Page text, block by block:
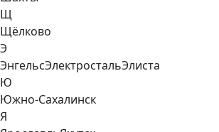
Щ
Щёлково
Э
ЭнгельсЭлектростальЭлиста
Ю
Южно-Сахалинск
Я